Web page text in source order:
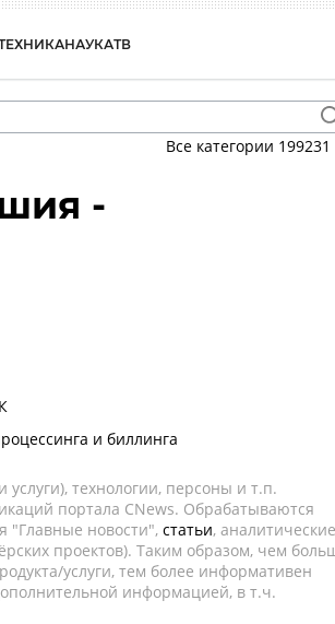
НАУКАТВ
Все категории 199231
-
и биллинга
технологии, персоны и т.п.
портала CNews. Обрабатываются
"Главные новости", статьи, аналитические
проектов). Таким образом, чем
услуги, тем более информативен
информацией, в т.ч.